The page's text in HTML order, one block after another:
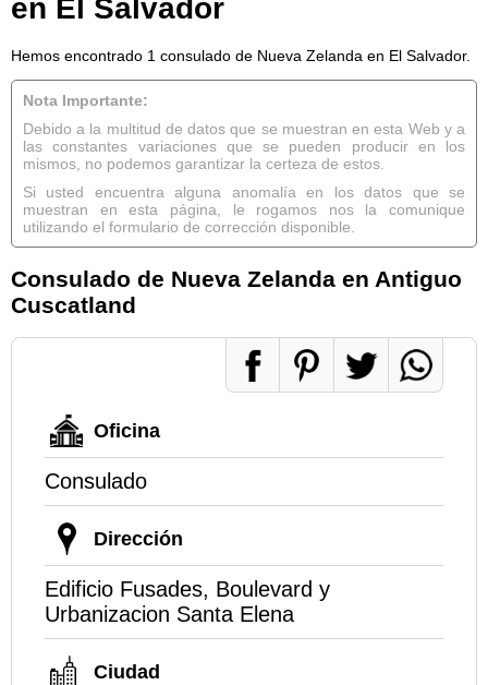
en El Salvador
Hemos encontrado 1 consulado de Nueva Zelanda en El Salvador.
Nota Importante:
Debido a la multitud de datos que se muestran en esta Web y a
las constantes variaciones que se pueden producir en los
mismos, no podemos garantizar la certeza de estos.
Si usted encuentra alguna anomalía en los datos que se
muestran en esta página, le rogamos nos la comunique
utilizando el formulario de corrección disponible.
Consulado de Nueva Zelanda en Antiguo
Cuscatland
Oficina
Consulado
Dirección
Edificio Fusades, Boulevard y
Urbanizacion Santa Elena
Ciudad